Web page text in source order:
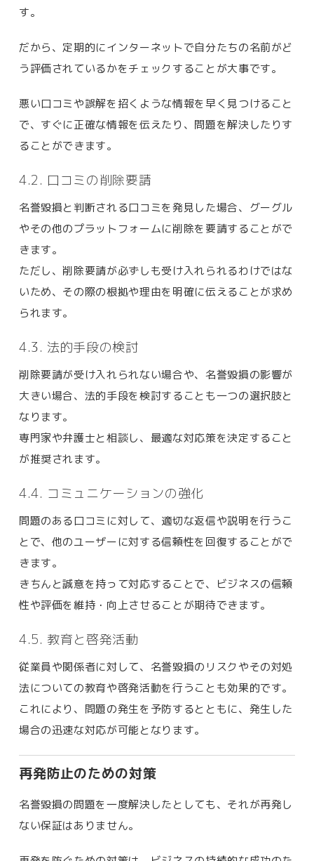
す。
だから、定期的にインターネットで自分たちの名前がど
う評価されているかをチェックすることが大事です。
悪い口コミや誤解を招くような情報を早く見つけること
で、すぐに正確な情報を伝えたり、問題を解決したりす
ることができます。
4.2. 口コミの削除要請
名誉毀損と判断される口コミを発見した場合、グーグル
やその他のプラットフォームに削除を要請することがで
きます。
ただし、削除要請が必ずしも受け入れられるわけではな
いため、その際の根拠や理由を明確に伝えることが求め
られます。
4.3. 法的手段の検討
削除要請が受け入れられない場合や、名誉毀損の影響が
大きい場合、法的手段を検討することも一つの選択肢と
なります。
専門家や弁護士と相談し、最適な対応策を決定すること
が推奨されます。
4.4. コミュニケーションの強化
問題のある口コミに対して、適切な返信や説明を行うこ
とで、他のユーザーに対する信頼性を回復することがで
きます。
きちんと誠意を持って対応することで、ビジネスの信頼
性や評価を維持・向上させることが期待できます。
4.5. 教育と啓発活動
従業員や関係者に対して、名誉毀損のリスクやその対処
法についての教育や啓発活動を行うことも効果的です。
これにより、問題の発生を予防するとともに、発生した
場合の迅速な対応が可能となります。
再発防止のための対策
名誉毀損の問題を一度解決したとしても、それが再発し
ない保証はありません。